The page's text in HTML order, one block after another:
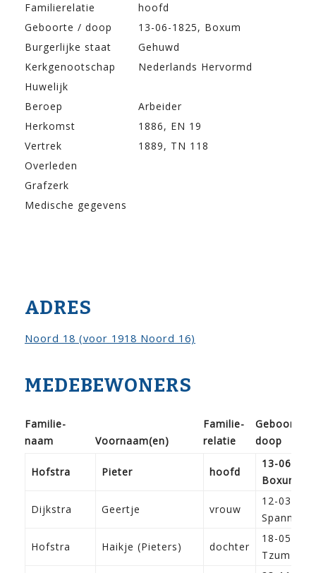
Familierelatie
hoofd
Geboorte / doop
13-06-1825, Boxum
Burgerlijke staat
Gehuwd
Kerkgenootschap
Nederlands Hervormd
Huwelijk
Beroep
Arbeider
Herkomst
1886, EN 19
Vertrek
1889, TN 118
Overleden
Grafzerk
Medische gegevens
ADRES
Noord 18 (voor 1918 Noord 16)
MEDEBEWONERS
Familie­
naam
Voor­naam(en)
Familie­
relatie
Geboorte /
doop
Hofstra Pieter hoofd
13-06-
Boxum
Dijkstra Geertje vrouw
12-03-
Spannum
Hofstra Haikje (Pieters) dochter
18-05-
Tzum